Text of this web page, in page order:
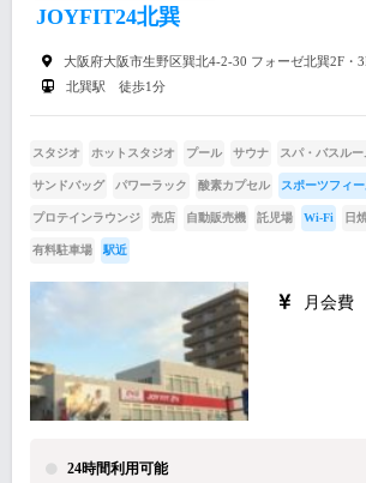
JOYFIT24北巽
大阪府大阪市生野区巽北4-2-30 フォーゼ北巽2F・
北巽駅 徒歩1分
スタジオ ホットスタジオ プール サウナ スパ・バスルー
サンドバッグ パワーラック 酸素カプセル スポーツフィー
プロテインラウンジ 売店 自動販売機 託児場 Wi-Fi 日
有料駐車場 駅近
月会費
24時間利用可能